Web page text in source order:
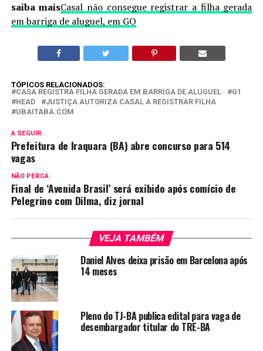
saiba maisCasal não consegue registrar a filha gerada
em barriga de aluguel, em GO
TÓPICOS RELACIONADOS:
CASA REGISTRA FILHA GERADA EM BARRIGA DE ALUGUEL
G1
HEAD
JUSTIÇA AUTORIZA CASAL A REGISTRAR FILHA
UBAITABA.COM
A SEGUIR
Prefeitura de Iraquara (BA) abre concurso para 514
vagas
NÃO PERCA
Final de ‘Avenida Brasil’ será exibido após comício de
Pelegrino com Dilma, diz jornal
VEJA TAMBÉM
Daniel Alves deixa prisão em Barcelona após
14 meses
Pleno do TJ-BA publica edital para vaga de
desembargador titular do TRE-BA